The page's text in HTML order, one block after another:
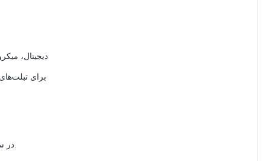
دیجیتال،
برای
(ZTE) در سال 2022 همراه ما باشید.